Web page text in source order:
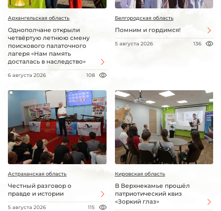
Архангельская область
Однополчане открыли
четвёртую летнюю смену
поискового палаточного
лагеря «Нам память
досталась в наследство»
6 августа 2026 108
Белгородская область
Помним и гордимся!
5 августа 2026 136
Астраханская область
Честный разговор о
правде и истории
5 августа 2026 115
Кировская область
В Верхнекамье прошёл
патриотический квиз
«Зоркий глаз»